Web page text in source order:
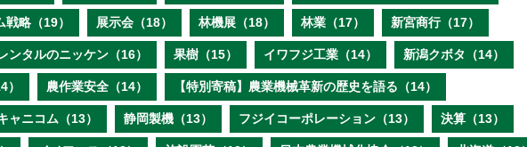
略（19） 展示会（18） 林機展（18） 林業（17） 新宮商行（17）
ンタルのニッケン（16） 果樹（15） イワフジ工業（14） 新潟クボタ（14）
農作業安全（14） 【特別寄稿】農業機械革新の歴史を語る（14）
ャニコム（13） 静岡製機（13） フジイコーポレーション（13） 決算（13）